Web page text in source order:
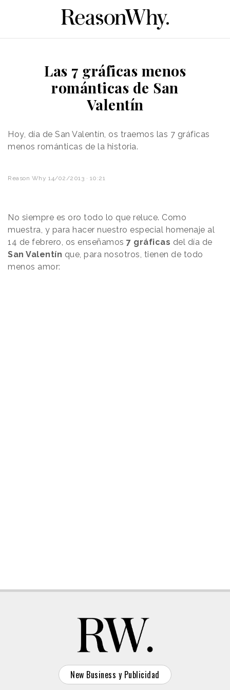
Las 7 gráficas menos
románticas de San
Valentín
Hoy, día de San Valentín, os traemos las 7 gráficas
menos románticas de la historia.
Reason Why 14/02/2013 · 10:21
No siempre es oro todo lo que reluce. Como
muestra, y para hacer nuestro especial homenaje al
14 de febrero, os enseñamos 7 gráficas del día de
San Valentín que, para nosotros, tienen de todo
menos amor:
New Business y Publicidad